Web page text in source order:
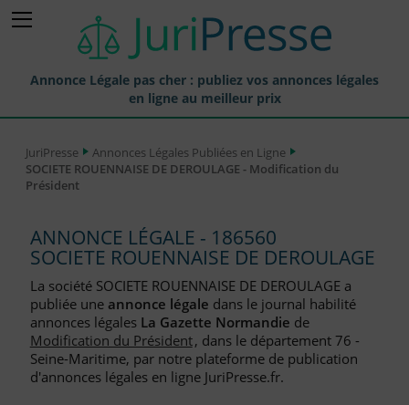
Annonce Légale pas cher : publiez vos annonces légales
en ligne au meilleur prix
Annonces Légales Publiées
Journaux Habilités (JAL) Annonces Légales
Liste des Greffes
Liste des CCI
Le Blog pour les Entreprises
JuriPresse
Annonces Légales Publiées en Ligne
SOCIETE ROUENNAISE DE DEROULAGE - Modification du
Président
ANNONCE LÉGALE - 186560
SOCIETE ROUENNAISE DE DEROULAGE
La société SOCIETE ROUENNAISE DE DEROULAGE a
publiée une annonce légale dans le journal habilité
annonces légales La Gazette Normandie de
Modification du Président, dans le département 76 -
Seine-Maritime, par notre plateforme de publication
d'annonces légales en ligne JuriPresse.fr.